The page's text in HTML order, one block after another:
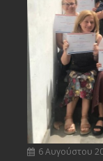
6 Αυγούστου